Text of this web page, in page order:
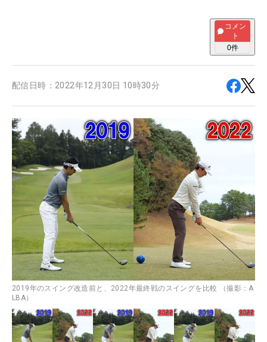
コメン
ト
0件
配信日時： 2022年12月30日 10時30分
2019年のスイング改造前と、2022年最終戦のスイングを比較 （撮影：A
LBA）